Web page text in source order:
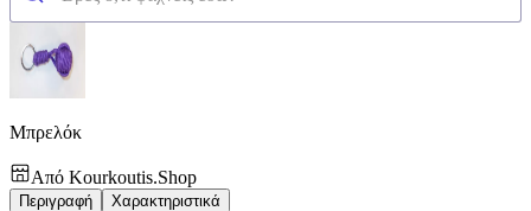
Μπρελόκ
Από Kourkoutis.Shop
Περιγραφή Χαρακτηριστικά